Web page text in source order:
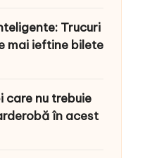
Trucuri
mai ieftine bilete
care nu trebuie
în acest